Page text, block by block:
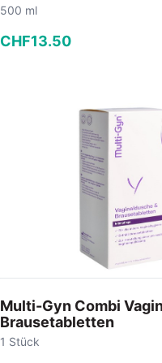
500 ml
CHF13.50
In den
Multi-Gyn Combi
Brausetabletten
1 Stück